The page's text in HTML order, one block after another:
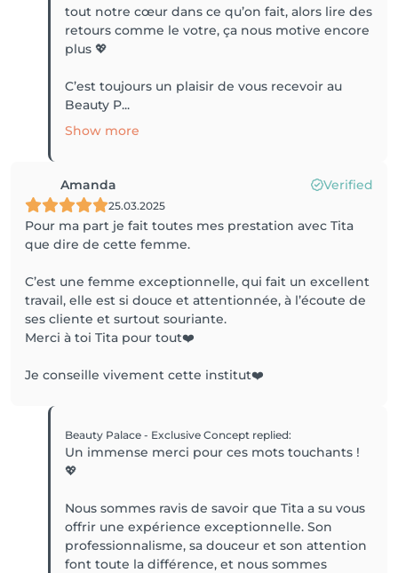
tout notre cœur dans ce qu’on fait, alors lire des
retours comme le votre, ça nous motive encore
plus 💖
C’est toujours un plaisir de vous recevoir au
Beauty P...
Show more
Amanda Verified
25.03.2025
Pour ma part je fait toutes mes prestation avec Tita
que dire de cette femme.
C’est une femme exceptionnelle, qui fait un excellent
travail, elle est si douce et attentionnée, à l’écoute de
ses cliente et surtout souriante.
Merci à toi Tita pour tout❤️
Je conseille vivement cette institut❤️
Beauty Palace - Exclusive Concept replied:
Un immense merci pour ces mots touchants !
💖
Nous sommes ravis de savoir que Tita a su vous
offrir une expérience exceptionnelle. Son
professionnalisme, sa douceur et son attention
font toute la différence, et nous sommes